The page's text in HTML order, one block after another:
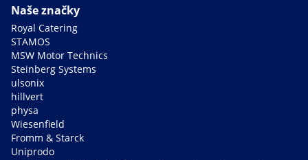
Naše značky
Royal Catering
STAMOS
MSW Motor Technics
Steinberg Systems
ulsonix
hillvert
physa
Wiesenfield
Fromm & Starck
Uniprodo